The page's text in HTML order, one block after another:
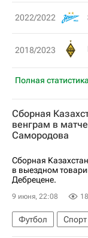
Полная статистика
2022/2022
2018/2023
Сборная
венграм в
Самородова
Сборная
в выездном
Дебрецене.
9 июня, 22:08
Футбол Спорт